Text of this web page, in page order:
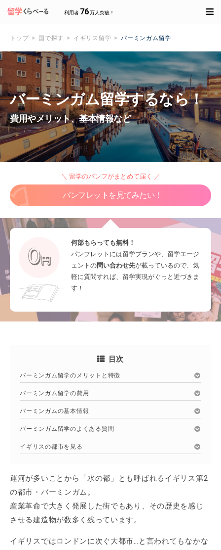
利用者 76万人突破！
トップ 国で探す イギリス留学 バーミンガム留学
バーミンガム留学するなら！
費用やメリット、基本情報など
＼ 留学のパンフがまとめて届く ／
パンフレットを見てみたい！
何部もらっても無料！
パンフレットには留学プランや、留学エージ
ェントの問い合わせ先が載っているので、気
軽に質問すれば、留学実現がぐっと近づきま
す！
目次
バーミンガム留学のメリットと特徴
バーミンガム留学の費用
バーミンガムの基本情報
バーミンガム留学のよくある質問
イギリスの都市を見る
運河が多いことから「水の都」とも呼ばれるイギリス第2
の都市・バーミンガム。
産業革命で大きく発展した街でもあり、その歴史を感じ
させる建造物が数多く残っています。
イギリスではロンドンに次ぐ大都市…と言われてもなかな